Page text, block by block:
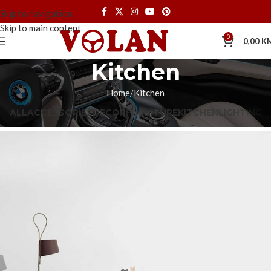
Skip to navigation
Skip to main content
0 0,00
Kitchen
Home Kitchen
ALLACCESSORIESDECORFURNITUREKITCHEN LIGHTING